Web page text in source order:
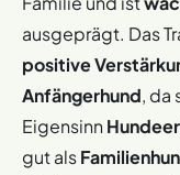
ausgeprägt. Das
positive
Anfängerhund, da
Eigensinn
gut als